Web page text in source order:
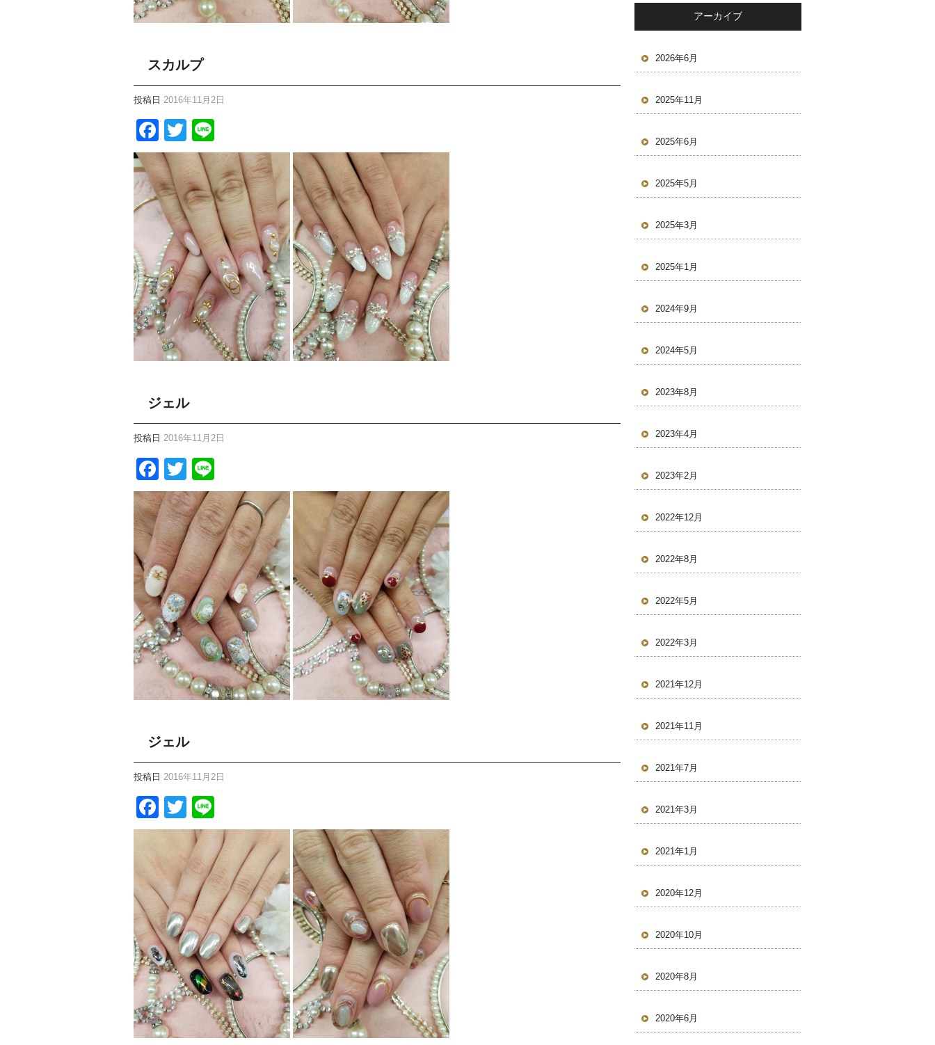
スカルプ
投稿日 2016年11月2日
Facebook
Twitter
ジェル
投稿日 2016年11月2日
Facebook
Twitter
ジェル
投稿日 2016年11月2日
Facebook
Twitter
アーカイブ
2026年6月
2025年11月
2025年6月
2025年5月
2025年3月
2025年1月
2024年9月
2024年5月
2023年8月
2023年4月
2023年2月
2022年12月
2022年8月
2022年5月
2022年3月
2021年12月
2021年11月
2021年7月
2021年3月
2021年1月
2020年12月
2020年10月
2020年8月
2020年6月